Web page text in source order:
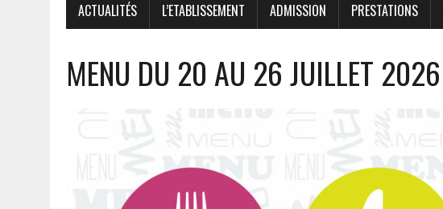
ACTUALITÉS L’ETABLISSEMENT ADMISSION PRESTATIONS
MENU DU 20 AU 26 JUILLET 2026